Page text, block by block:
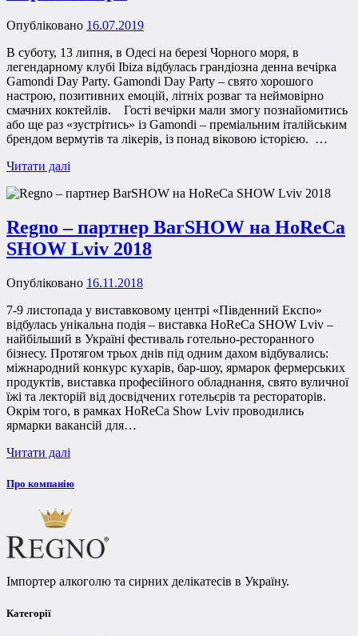
Опубліковано 16.07.2019
В суботу, 13 липня, в Одесі на березі Чорного моря, в
легендарному клубі Ibiza відбулась грандіозна денна вечірка
Gamondi Day Party. Gamondi Day Party – свято хорошого
настрою, позитивних емоцій, літніх розваг та неймовірно
смачних коктейлів. Гості вечірки мали змогу познайомитись
або ще раз «зустрітись» із Gamondi – преміальним італійським
брендом вермутів та лікерів, із понад віковою історією. …
Читати далі
Regno – партнер BarSHOW на HoReCa
SHOW Lviv 2018
Опубліковано 16.11.2018
7-9 листопада у виставковому центрі «Південний Експо»
відбулась унікальна подія – виставка HoReCa SHOW Lviv –
найбільший в Україні фестиваль готельно-ресторанного
бізнесу. Протягом трьох днів під одним дахом відбувались:
міжнародний конкурс кухарів, бар-шоу, ярмарок фермерських
продуктів, виставка професійного обладнання, свято вуличної
їжі та лекторій від досвідчених готельєрів та рестораторів.
Окрім того, в рамках HoReCa Show Lviv проводились
ярмарки вакансій для…
Читати далі
Про компанію
Імпортер алкоголю та сирних делікатесів в Україну.
Категорії